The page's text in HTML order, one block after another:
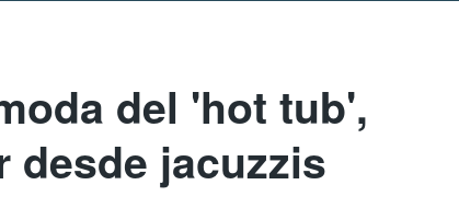
del 'hot tub',
desde jacuzzis